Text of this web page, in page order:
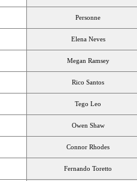
Personne
Elena Neves
Megan Ramsey
Rico Santos
Tego Leo
Owen Shaw
Connor Rhodes
Fernando Toretto